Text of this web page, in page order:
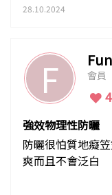
28.10.2024
F 會員
強效物理性防曬
防曬很怕質地癡
爽而且不會泛白